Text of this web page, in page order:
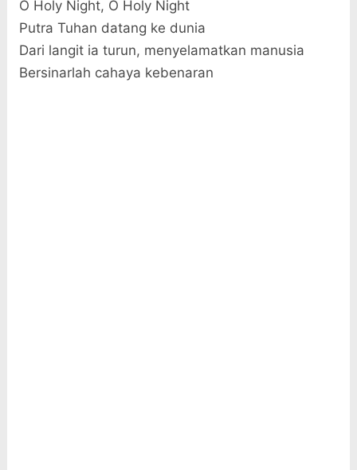
O Holy Night, O Holy Night
Putra Tuhan datang ke dunia
Dari langit ia turun, menyelamatkan manusia
Bersinarlah cahaya kebenaran